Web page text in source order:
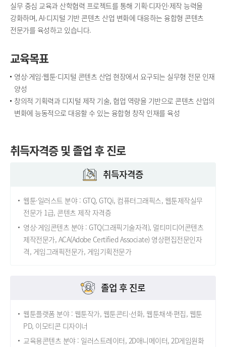
실무 중심 교육과 산학협력 프로젝트를 통해 기획·디자인·제작 능력을
강화하며, AI·디지털 기반 콘텐츠 산업 변화에 대응하는 융합형 콘텐츠
전문가를 육성하고 있습니다.
교육목표
영상·게임·웹툰·디지털 콘텐츠 산업 현장에서 요구되는 실무형 전문 인재
양성
창의적 기획력과 디지털 제작 기술, 협업 역량을 기반으로 콘텐츠 산업의
변화에 능동적으로 대응할 수 있는 융합형 창작 인재를 육성
취득자격증 및 졸업 후 진로
취득자격증
웹툰·일러스트 분야 : GTQ, GTQi, 컴퓨터그래픽스, 웹툰제작실무
전문가 1급, 콘텐츠 제작 자격증
영상·게임콘텐츠 분야 : GTQ(그래픽기술자격), 멀티미디어콘텐츠
제작전문가, ACA(Adobe Certified Associate) 영상편집전문인자
격, 게임그래픽전문가, 게임기획전문가
졸업 후 진로
웹툰플랫폼 분야 : 웹툰작가, 웹툰콘티·선화, 웹툰채색·편집, 웹툰
PD, 이모티콘 디자이너
교육용콘텐츠 분야 : 일러스트레이터, 2D애니메이터, 2D게임원화